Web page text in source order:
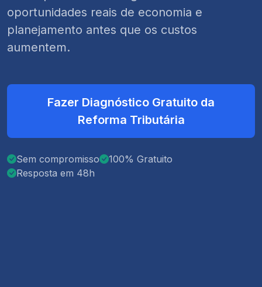
oportunidades reais de economia e
planejamento antes que os custos
aumentem.
Fazer Diagnóstico Gratuito da
Reforma Tributária
Sem compromisso
100% Gratuito
Resposta em 48h